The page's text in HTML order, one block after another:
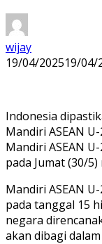
wijay
19/04/202519/04/
Indonesia
Mandiri ASEAN
Mandiri ASEAN
pada Jumat (30/
Mandiri ASEAN
pada tanggal 15
negara
akan dibagi